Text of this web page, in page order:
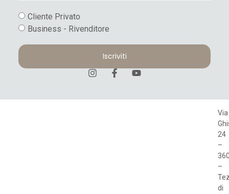
Cliente Privato
Business - Rivenditore
Iscriviti
Via
24
–
–
di